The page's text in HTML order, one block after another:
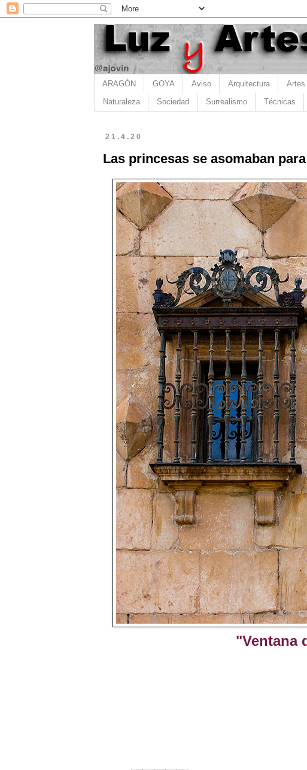
ARAGÓN GOYA Aviso Arquitectura Artes
Naturaleza Sociedad Surrealismo Técnicas
21.4.20
Las princesas se asomaban
"Ventana